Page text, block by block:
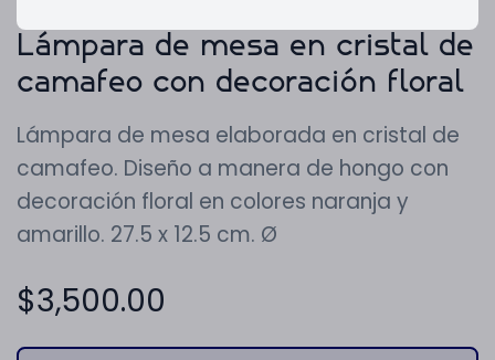
Lámpara de mesa en cristal de
camafeo con decoración floral
Lámpara de mesa elaborada en cristal de
camafeo. Diseño a manera de hongo con
decoración floral en colores naranja y
amarillo. 27.5 x 12.5 cm. Ø
$3,500.00